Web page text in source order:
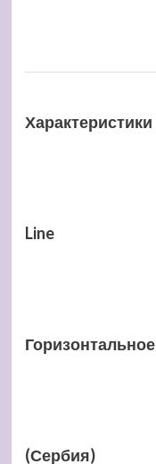
Характеристики
Line
Горизонтальное
(Сербия)